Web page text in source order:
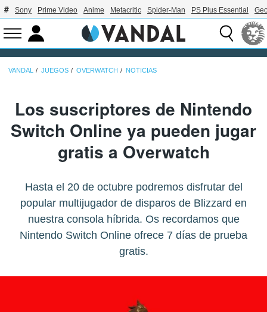
Sony Prime Video Anime Metacritic Spider-Man PS Plus Essential
VANDAL JUEGOS OVERWATCH NOTICIAS
Los suscriptores de Nintendo
Switch Online ya pueden jugar
gratis a Overwatch
Hasta el 20 de octubre podremos disfrutar del
popular multijugador de disparos de Blizzard en
nuestra consola híbrida. Os recordamos que
Nintendo Switch Online ofrece 7 días de prueba
gratis.